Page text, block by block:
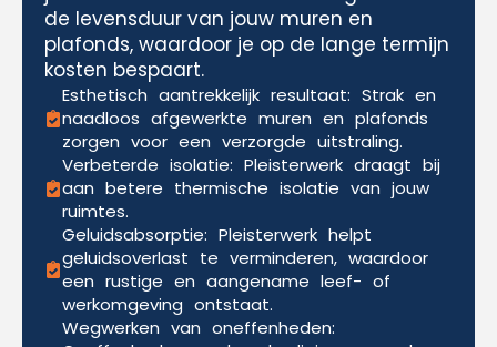
de levensduur van jouw muren en
plafonds, waardoor je op de lange termijn
kosten bespaart.
Esthetisch aantrekkelijk resultaat: Strak en
naadloos afgewerkte muren en plafonds
zorgen voor een verzorgde uitstraling.
Verbeterde isolatie: Pleisterwerk draagt bij
aan betere thermische isolatie van jouw
ruimtes.
Geluidsabsorptie: Pleisterwerk helpt
geluidsoverlast te verminderen, waardoor
een rustige en aangename leef- of
werkomgeving ontstaat.
Wegwerken van oneffenheden: